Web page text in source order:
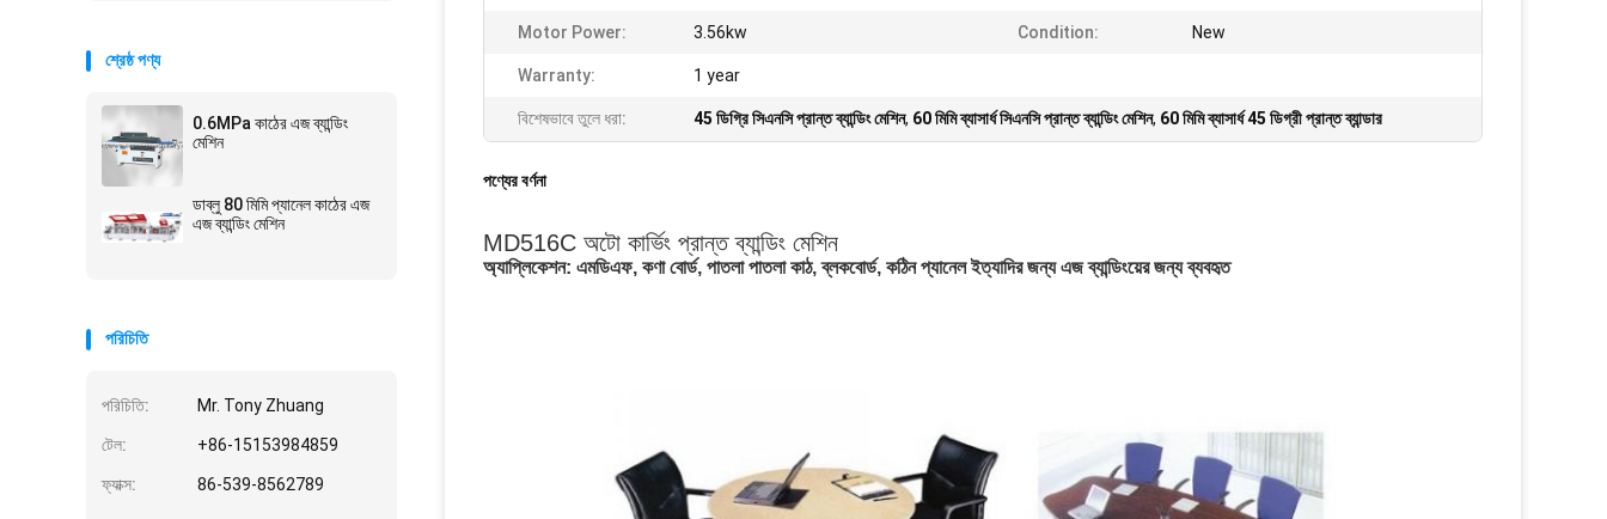
শ্রেষ্ঠ পণ্য
0.6MPa কাঠের এজ ব্যান্ডিং
মেশিন
ডাব্লু 80 মিমি প্যানেল কাঠের এজ
এজ ব্যান্ডিং মেশিন
পরিচিতি
পরিচিতি: Mr. Tony Zhuang
টেল: +86-15153984859
ফ্যাক্স: 86-539-8562789
Motor Power: 3.56kw Condition: New
Warranty: 1 year
বিশেষভাবে তুলে ধরা: 45 ডিগ্রি সিএনসি প্রান্ত ব্যান্ডিং মেশিন, 60 মিমি ব্যাসার্ধ সিএনসি প্রান্ত ব্যান্ডিং মেশিন, 60 মিমি ব্যাসার্ধ 45 ডিগ্রী প্রান্ত ব্যান্ডার
পণ্যের বর্ণনা
MD516C অটো কার্ভিং প্রান্ত ব্যান্ডিং মেশিন
অ্যাপ্লিকেশন: এমডিএফ, কণা বোর্ড, পাতলা পাতলা কাঠ, ব্লকবোর্ড, কঠিন প্যানেল ইত্যাদির জন্য এজ ব্যান্ডিংয়ের জন্য ব্যবহৃত